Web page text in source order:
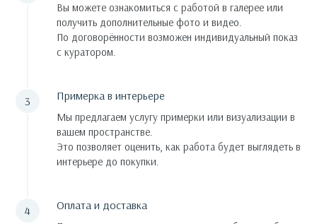
Вы можете ознакомиться с работой в галерее или
получить дополнительные фото и видео.
По договорённости возможен индивидуальный показ
с куратором.
Примерка в интерьере
Мы предлагаем услугу примерки или визуализации в
вашем пространстве.
Это позволяет оценить, как работа будет выглядеть в
интерьере до покупки.
Оплата и доставка